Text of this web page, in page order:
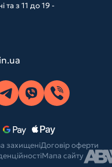
та з 11 до 19 -
захищеніДоговір оферти
Мапа сайту